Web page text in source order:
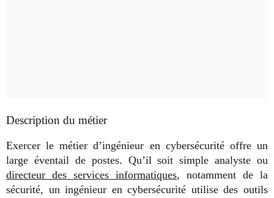
Description du métier
Exercer le métier d’ingénieur en cybersécurité offre un
large éventail de postes. Qu’il soit simple analyste ou
directeur des services informatiques, notamment de la
sécurité, un ingénieur en cybersécurité utilise des outils